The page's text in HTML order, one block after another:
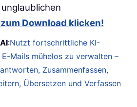
Download klicken!
:Nutzt fortschrittliche KI-
Mails mühelos zu verwalten –
Zusammenfassen,
Übersetzen und Verfassen